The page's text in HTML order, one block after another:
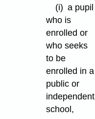
(i) a pupil
who is
enrolled or
who seeks
to be
enrolled in a
public or
independent
school,